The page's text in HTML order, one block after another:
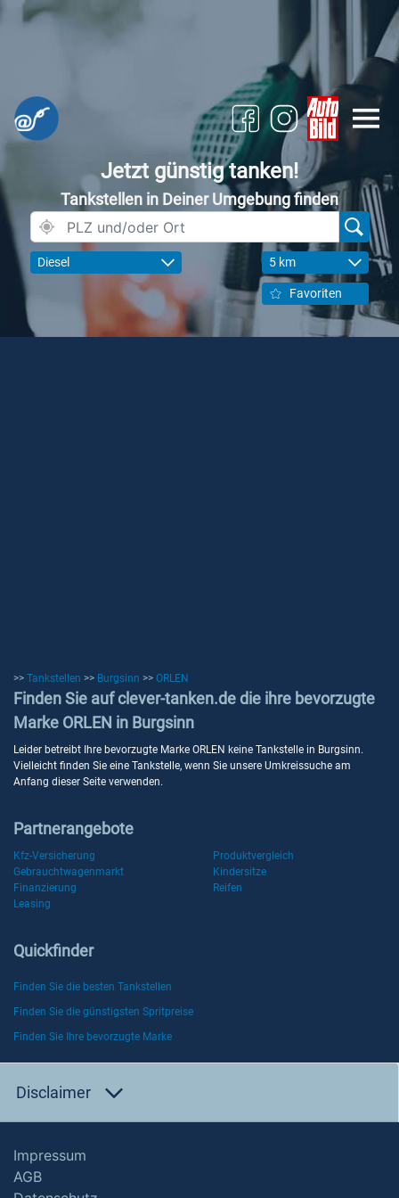
Jetzt günstig tanken!
Tankstellen in Deiner Umgebung finden
Diesel 5 km
Favoriten
>> Tankstellen >> Burgsinn >> ORLEN
Finden Sie auf clever-tanken.de die ihre bevorzugte
Marke ORLEN in Burgsinn
Leider betreibt Ihre bevorzugte Marke ORLEN keine Tankstelle in Burgsinn.
Vielleicht finden Sie eine Tankstelle, wenn Sie unsere Umkreissuche am
Anfang dieser Seite verwenden.
Partnerangebote
Kfz-Versicherung
Produktvergleich
Gebrauchtwagenmarkt
Kindersitze
Finanzierung
Reifen
Leasing
Quickfinder
Finden Sie die besten Tankstellen
Finden Sie die günstigsten Spritpreise
Finden Sie Ihre bevorzugte Marke
Disclaimer
Impressum
AGB